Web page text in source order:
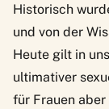
Historisch
und von der
Heute gilt in
ultimativer
für Frauen